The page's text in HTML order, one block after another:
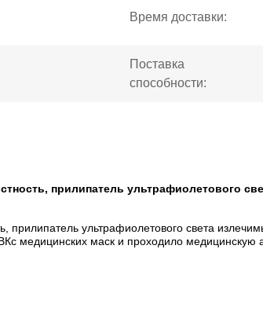
Время доставки:
Поставка
способности:
прилипатель ультрафиолетового
прилипатель ультрафиолетового света
медицинских маск и проходило медицинскую